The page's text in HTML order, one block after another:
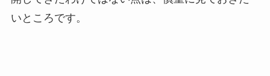
いところです。